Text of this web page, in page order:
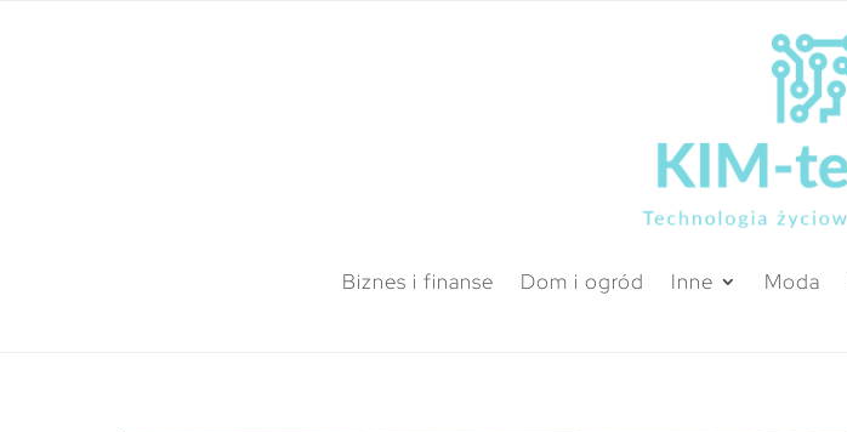
Biznes i finanse Dom i ogród Inne Moda